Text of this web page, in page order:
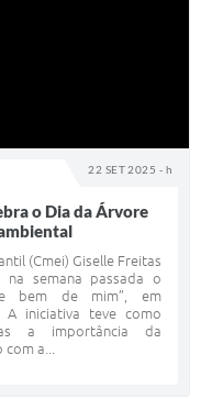
22 SET 2025 - h
o Dia da Árvore
(Cmei) Giselle Freitas
na semana passada o
bem de mim”, em
iniciativa teve como
a importância da
a...